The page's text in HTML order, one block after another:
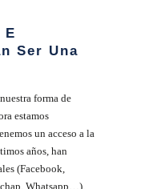
E
Ser Una
forma de
estamos
un acceso a la
años, han
(Facebook,
Whatsapp…).